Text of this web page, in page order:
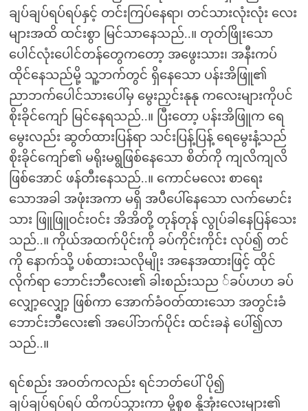
ချပ်ချပ်ရပ်ရပ်နှင့် တင်းကြပ်နေရာ၊ တင်သားလုံးလုံး လေး
များအထိ ထင်းစွာ မြင်သာနေသည်..။ တုတ်ဖြိုးသော
ပေါင်လုံးပေါင်တန်တွေကတော့ အဖွေးသား၊ အနီးကပ်
ထိုင်နေသည်မို့ သူ့ဘက်တွင် ရှိနေသော ပန်းအိဖြူ၏
ညာဘက်ပေါင်သားပေါ်မှ မွေးညှင်းနုနု ကလေးများကိုပင်
စိုးခိုင်ကျော် မြင်နေရသည်..။ ပြီးတော့ ပန်းအိဖြူက ရေ
မွေးလည်း ဆွတ်ထားပြန်ရာ သင်းပြန့်ပြန့် ရေမွေးနံ့သည်
စိုးခိုင်ကျော်၏ မရိုးမရွဖြစ်နေသော စိတ်ကို ကျလိကျလိ
ဖြစ်အောင် ဖန်တီးနေသည်..။ ကောင်မလေး စာရေး
သောအခါ အဖုံးအကာ မရှိ အပီပေါ်နေသော လက်မောင်း
သား ဖြူဖြူဝင်းဝင်း အိအိတို့ တုန်တုန် လွုပ်ခါနေပြန်သေး
သည်..။ ကိုယ်အထက်ပိုင်းကို ခပ်ကိုင်းကိုင်း လုပ်၍ တင်
ကို နောက်သို့ ပစ်ထားသလိုမျိုး အနေအထားဖြင့် ထိုင်
လိုက်ရာ ဘောင်းဘီလေး၏ ခါးစည်းသည ်ခပ်ဟဟ ခပ်
လျှော့လျှော့ ဖြစ်ကာ အောက်ခံဝတ်ထားသော အတွင်းခံ
ဘောင်းဘီလေး၏ အပေါ်ဘက်ပိုင်း ထင်းခနဲ ပေါ်၍လာ
သည်..။
ရင်စည်း အဝတ်ကလည်း ရင်ဘတ်ပေါ် ပို၍
ချပ်ချပ်ရပ်ရပ် ထိကပ်သွားကာ မို့စူစ နို့အုံးလေးများ၏